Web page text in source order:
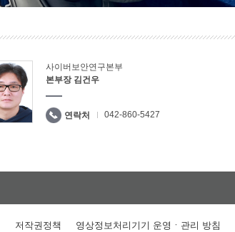
사이버보안연구본부
본부장 김건우
연락처 042-860-5427
저작권정책 영상정보처리기기 운영ㆍ관리 방침